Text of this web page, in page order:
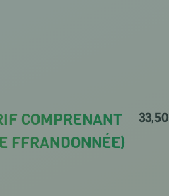
COMPRENANT
FFRANDONNÉE)
33,50